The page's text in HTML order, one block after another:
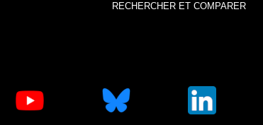
RECHERCHER ET COMPARER